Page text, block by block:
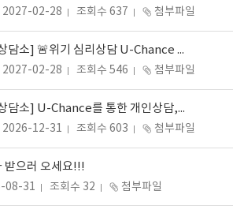
2027-02-28 조회수 637 첨부파일
] 🚨위기 심리상담 U-Chance 신청 안내 🚨
2027-02-28 조회수 546 첨부파일
U-Chance를 통한 개인상담, 심리검사 신청 안내
2026-12-31 조회수 603 첨부파일
받으러 오세요!!!
08-31 조회수 32 첨부파일